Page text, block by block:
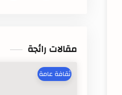
مقالات رائجة
ثقافة عامة